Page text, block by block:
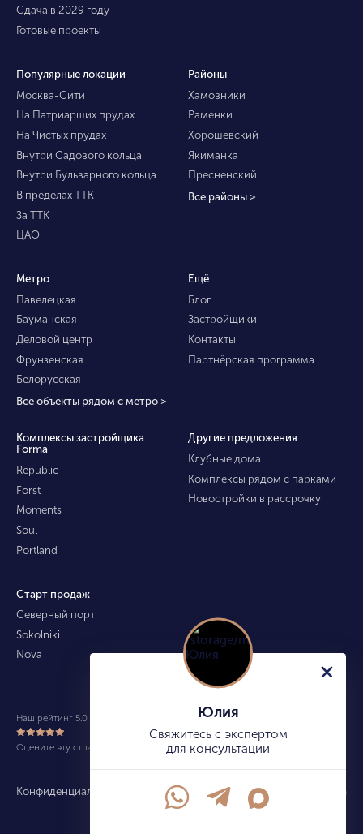
Сдача в 2029 году
Готовые проекты
Популярные локации
Москва-Сити
На Патриарших прудах
На Чистых прудах
Внутри Садового кольца
Внутри Бульварного кольца
В пределах ТТК
За ТТК
ЦАО
Районы
Хамовники
Раменки
Хорошевский
Якиманка
Пресненский
Все районы >
Метро
Павелецкая
Бауманская
Деловой центр
Фрунзенская
Белорусская
Все объекты рядом с метро >
Ещё
Блог
Застройщики
Контакты
Партнёрская программа
Комплексы застройщика
Forma
Republic
Forst
Moments
Soul
Portland
Другие предложения
Клубные дома
Комплексы рядом с парками
Новостройки в рассрочку
Старт продаж
Северный порт
Sokolniki
Nova
Конфиденциальность Карта сайта info@kupitekvartiru.com
Наш рейтинг 5.0 из 5 (490)
Оцените эту страницу
Юлия
Свяжитесь с экспертом
для консультации